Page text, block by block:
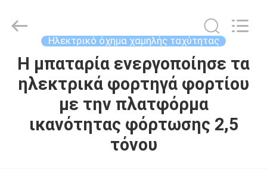
ΑΡΧΙΚΉ
ΣΕΛΊΔΑ
ΠΡΟΪΌΝΤΑ
CO.,LIMITED.
Ηλεκτρικό όχημα χαμηλής ταχύτητας
Η μπαταρία ενεργοποίησε τα
ηλεκτρικά φορτηγά φορτίου
με την πλατφόρμα
ικανότητας φόρτωσης 2,5
τόνου